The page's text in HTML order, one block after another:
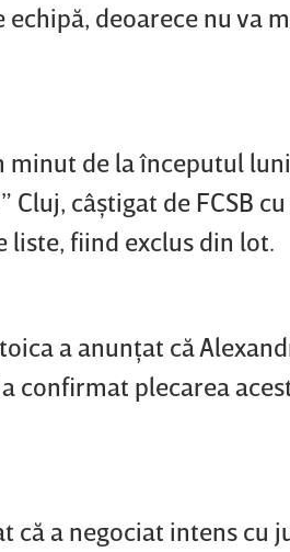
deoarece nu va
de la începutul
câştigat de FCSB
liste, fiind exclus din lot.
a anunţat că
confirmat plecarea
că a negociat intens cu